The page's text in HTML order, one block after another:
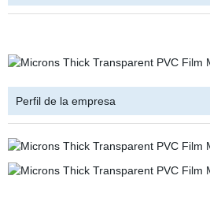
Perfil de la empresa